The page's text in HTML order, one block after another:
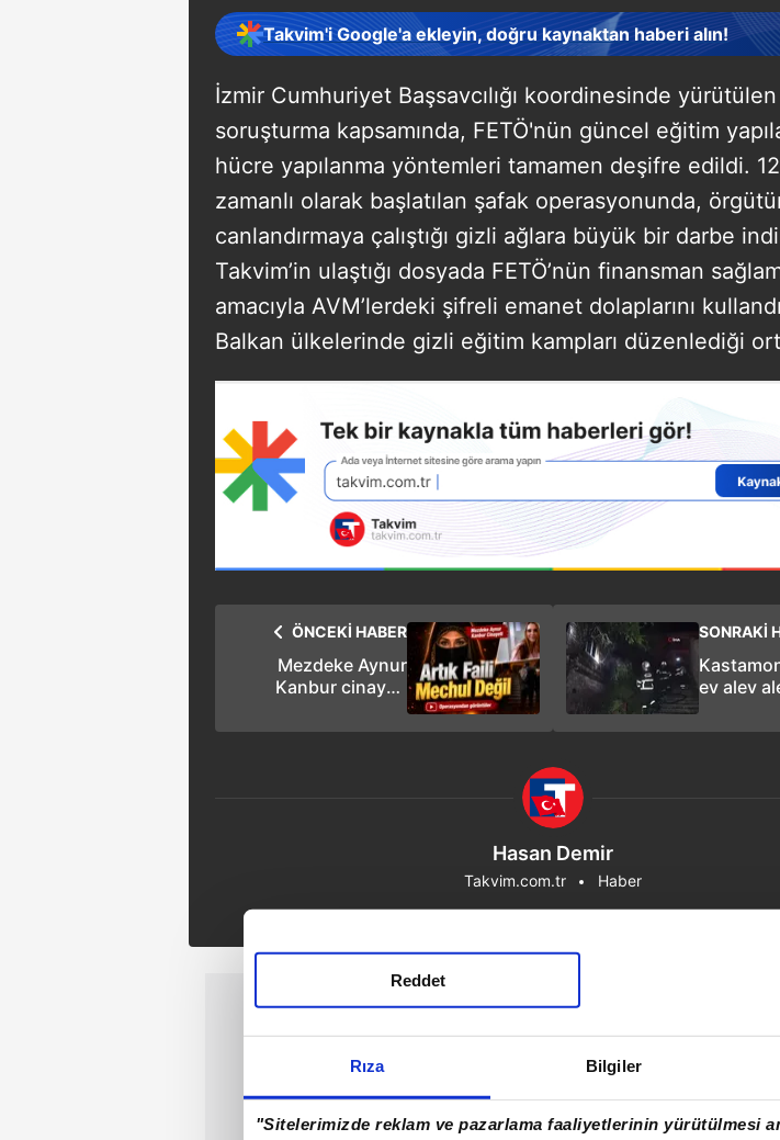
Rıza Bilgiler
"Sitelerimizde reklam ve pazarlama faaliyetlerinin yürütülmesi
Reddet
Takvim'i Google'a ekleyin, doğru kaynaktan haberi alın!
İzmir Cumhuriyet Başsavcılığı koordinesinde
soruşturma kapsamında, FETÖ'nün güncel eğitim
hücre yapılanma yöntemleri tamamen deşifre edildi.
zamanlı olarak başlatılan şafak operasyonunda,
canlandırmaya çalıştığı gizli ağlara büyük bir darbe
Takvim’in ulaştığı dosyada FETÖ’nün finansman
amacıyla AVM’lerdeki şifreli emanet dolaplarını
Balkan ülkelerinde gizli eğitim kampları düzenlediği
SONRAKİ
ev alev
döküldü
ÖNCEKİ HABER
Mezdeke Aynur
Kanbur cinayeti
Bülent Gündüz
Hasan Demir
Takvim.com.tr Haber